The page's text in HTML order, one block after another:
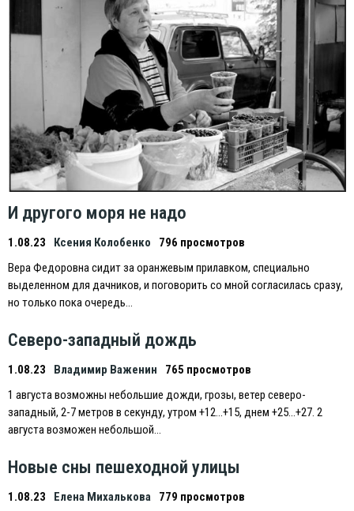
И другого моря не надо
1.08.23 Ксения Колобенко
796 просмотров
Вера Федоровна сидит за оранжевым прилавком, специально
выделенном для дачников, и поговорить со мной согласилась сразу,
но только пока очередь…
Северо-западный дождь
1.08.23 Владимир Важенин
765 просмотров
1 августа возможны небольшие дожди, грозы, ветер северо-
западный, 2-7 метров в секунду, утром +12…+15, днем +25…+27. 2
августа возможен небольшой…
Новые сны пешеходной улицы
1.08.23 Елена Михалькова
779 просмотров